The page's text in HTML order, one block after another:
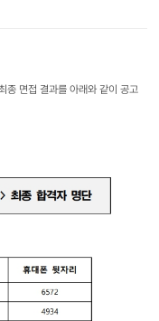
종 면접 결과를 아래와 같이 공고